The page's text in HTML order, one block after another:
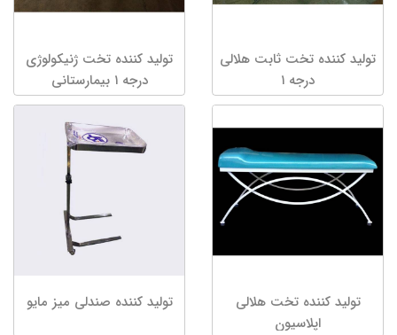
تولید کننده تخت ثابت هلالی
درجه ۱
تولید کننده تخت ژنیکولوژی
درجه ۱ بیمارستانی
تولید کننده تخت هلالی
اپلاسیون
تولید کننده صندلی میز مایو